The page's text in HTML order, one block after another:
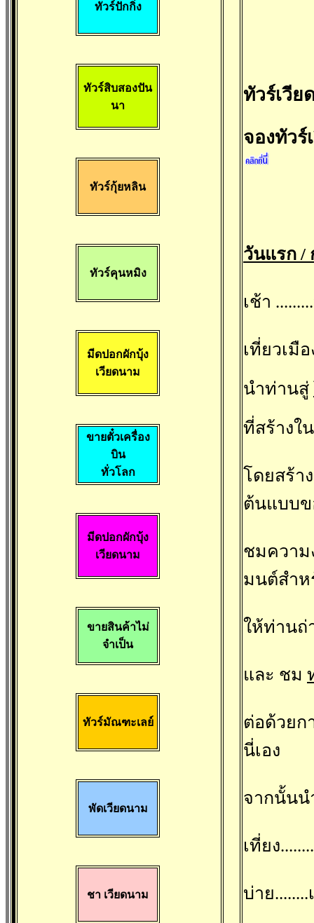
ทัวร์ปักกิ่ง
ทัวร์สิบสองปัน
นา
ทัวร์กุ้ยหลิน
ทัวร์คุนหมิง
มีดปอกผักบุ้ง
เวียดนาม
ขายตั๋วเครื่อง
บิน
ทั่วโลก
มีดปอกผักบุ้ง
เวียดนาม
ขายสินค้าไม่
จำเป็น
ทัวร์มัณฑะเลย์
พัดเวียดนาม
ชา เวียดนาม
ทัวร์เวี
จองทัว
วันแรก /
เช้า
เที่ยวเมื
นำท่านสู่
ที่สร้างใ
โดยสร้า
ต้นแบบข
ชมความ
มนต์สำห
ให้ท่านถ่
และ ชม
ต่อด้วยก
นี่เอง
จากนั้นน
เที่ยง
บ่าย